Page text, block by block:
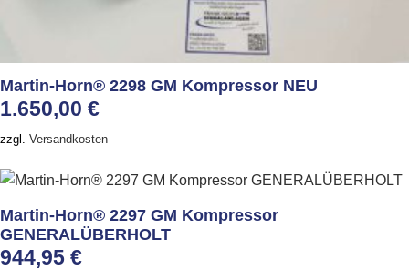
Martin-Horn® 2298 GM Kompressor NEU
1.650,00 €
zzgl. Versandkosten
Martin-Horn® 2297 GM Kompressor
GENERALÜBERHOLT
944,95 €